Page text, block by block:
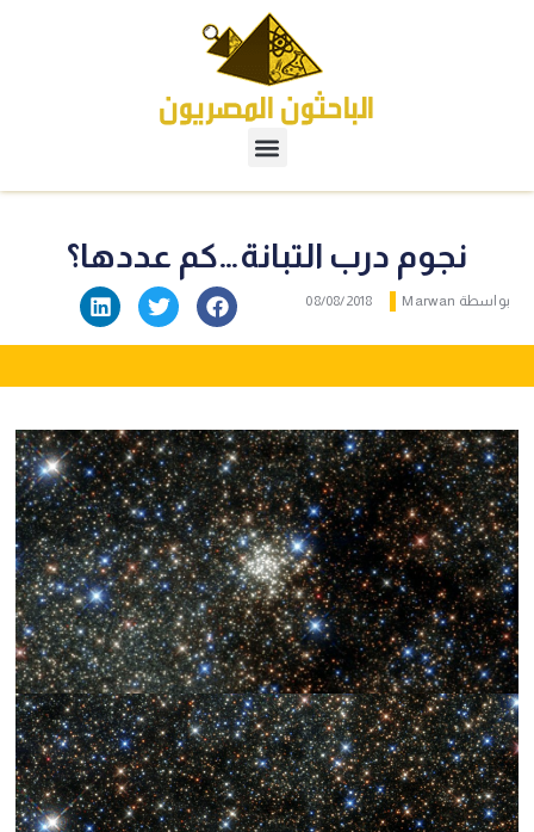
نجوم درب التبانة…كم عددها؟
بواسطة 08/08/2018